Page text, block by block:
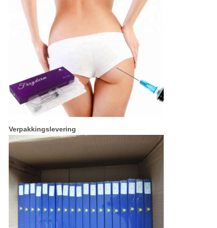
Verpakkingslevering